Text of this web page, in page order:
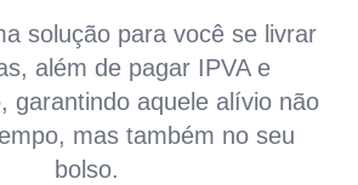
solução para você se livrar
além de pagar IPVA e
garantindo aquele alívio não
mas também no seu
bolso.